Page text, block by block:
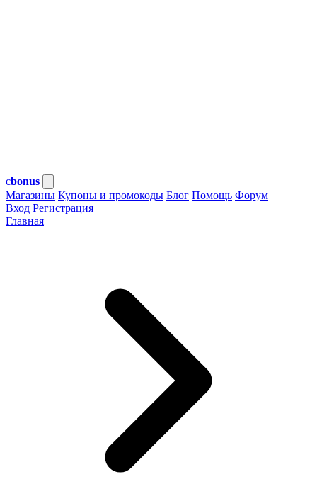
cbonus
Магазины Купоны и промокоды Блог Помощь Форум
Вход Регистрация
Главная